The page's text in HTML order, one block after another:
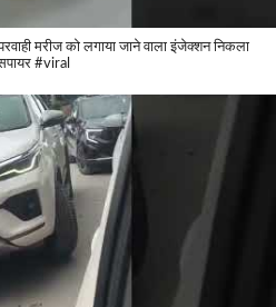
मरीज को लगाया जाने वाला इंजेक्शन निकला
#viral